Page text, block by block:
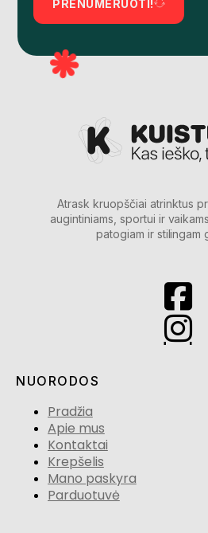
PRENUMERUOTI!
Atrask kruopščiai atrinktus
augintiniams, sportui ir
patogiam ir stilingam
NUORODOS
Pradžia
Apie mus
Kontaktai
Krepšelis
Mano paskyra
Parduotuvė